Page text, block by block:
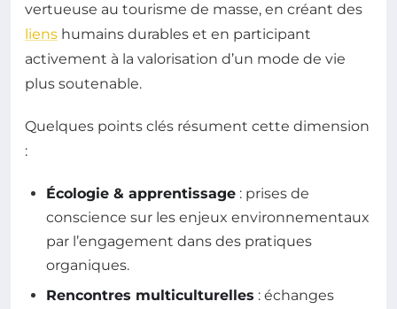
vertueuse au tourisme de masse, en créant des
liens humains durables et en participant
activement à la valorisation d’un mode de vie
plus soutenable.
Quelques points clés résument cette dimension
:
Écologie & apprentissage : prises de
conscience sur les enjeux environnementaux
par l’engagement dans des pratiques
organiques.
Rencontres multiculturelles : échanges